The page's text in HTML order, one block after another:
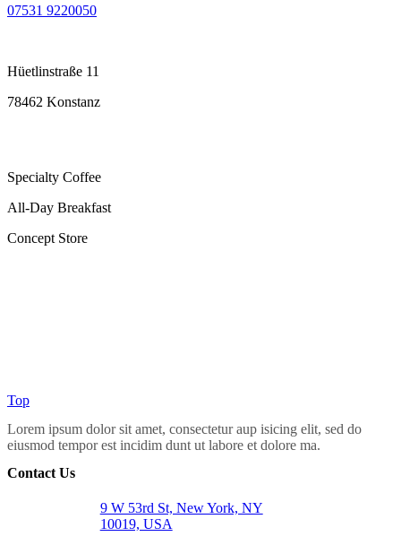
07531 9220050
Hüetlinstraße 11
78462 Konstanz
Specialty Coffee
All-Day Breakfast
Concept Store
Top
Lorem ipsum dolor sit amet, consectetur aup isicing elit, sed do
eiusmod tempor est incidim dunt ut labore et dolore ma.
Contact Us
9 W 53rd St, New York, NY
10019, USA